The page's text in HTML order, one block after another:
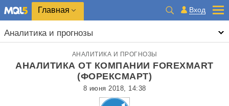
Главная Вход
Аналитика и прогнозы
АНАЛИТИКА И ПРОГНОЗЫ
АНАЛИТИКА ОТ КОМПАНИИ FOREXMART
(ФОРЕКСМАРТ)
8 июня 2018, 14:38